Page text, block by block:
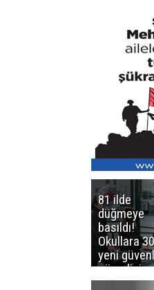
81 ilde
düğmeye
basıldı!
Okullara
yeni
görevlisi